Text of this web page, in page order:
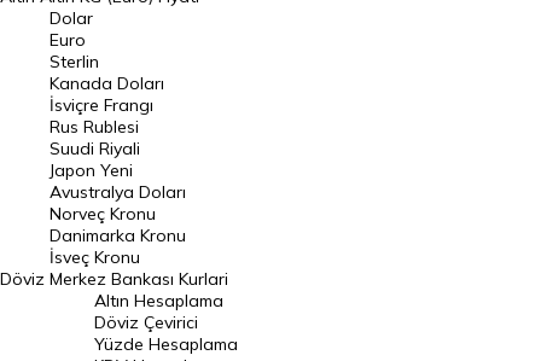
Euro Kuru
Pound Kuru
Frank Kuru
Riyal Kuru
Avustralya Doları
Danimarka Kronu Kuru
Kanada Doları Kuru
Norveç Kronu Kuru
İsveç Kronu Kuru
Döviz
Dolar
Euro
Sterlin
Kanada Doları
İsviçre Frangı
Rus Rublesi
Suudi Riyali
Japon Yeni
Avustralya Doları
Norveç Kronu
Danimarka Kronu
İsveç Kronu
Merkez Bankası Kurlari
Altın Hesaplama
Döviz Çevirici
Yüzde Hesaplama